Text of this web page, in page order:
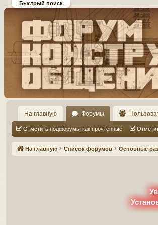
Форум DiP и DEMPRICE
конструктивного общения
На главную Форумы
Отметить подфорумы как прочтённые
На главную Список форумов Основные
Быстрый поиск